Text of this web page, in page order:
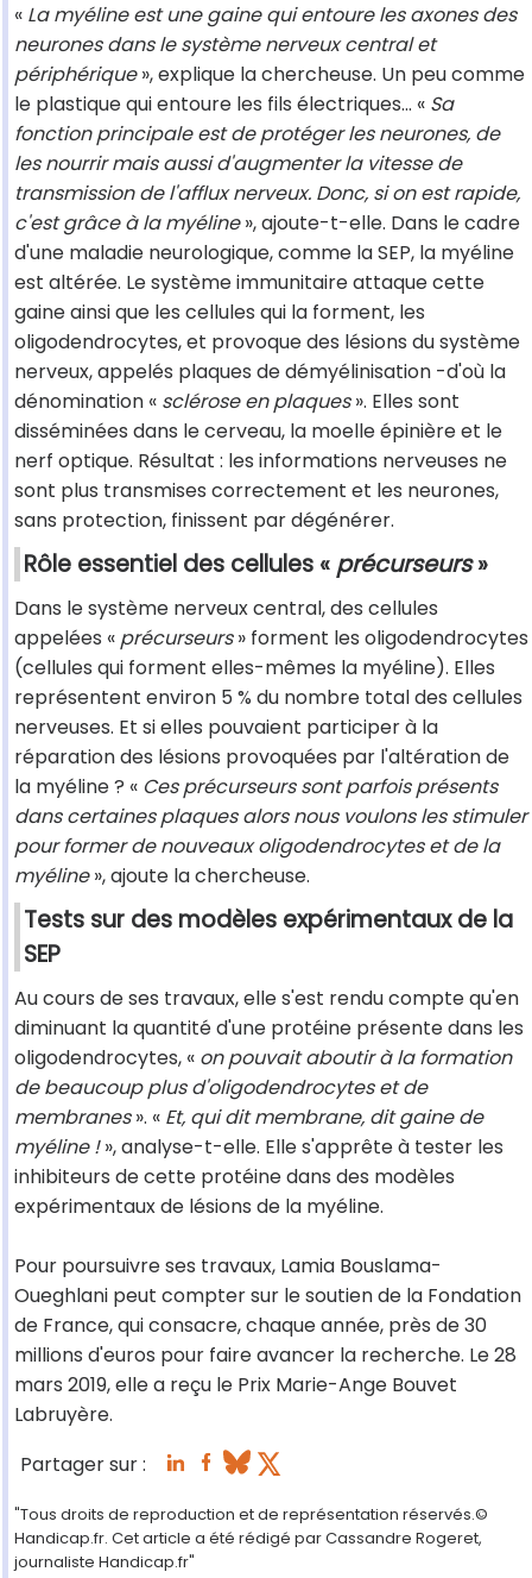
« La myéline est une gaine qui entoure les axones des
neurones dans le système nerveux central et
périphérique», explique la chercheuse. Un peu comme
le plastique qui entoure les fils électriques... « Sa
fonction principale est de protéger les neurones, de
les nourrir mais aussi d'augmenter la vitesse de
transmission de l'afflux nerveux. Donc, si on est rapide,
c'est grâce à la myéline», ajoute-t-elle. Dans le cadre
d'une maladie neurologique, comme la SEP, la myéline
est altérée. Le système immunitaire attaque cette
gaine ainsi que les cellules qui la forment, les
oligodendrocytes, et provoque des lésions du système
nerveux, appelés plaques de démyélinisation -d'où la
dénomination « sclérose en plaques». Elles sont
disséminées dans le cerveau, la moelle épinière et le
nerf optique. Résultat : les informations nerveuses ne
sont plus transmises correctement et les neurones,
sans protection, finissent par dégénérer.
Rôle essentiel des cellules « précurseurs»
Dans le système nerveux central, des cellules
appelées « précurseurs» forment les oligodendrocytes
(cellules qui forment elles-mêmes la myéline). Elles
représentent environ 5 % du nombre total des cellules
nerveuses. Et si elles pouvaient participer à la
réparation des lésions provoquées par l'altération de
la myéline ? « Ces précurseurs sont parfois présents
dans certaines plaques alors nous voulons les stimuler
pour former de nouveaux oligodendrocytes et de la
myéline», ajoute la chercheuse.
Tests sur des modèles expérimentaux de la
SEP
Au cours de ses travaux, elle s'est rendu compte qu'en
diminuant la quantité d'une protéine présente dans les
oligodendrocytes, « on pouvait aboutir à la formation
de beaucoup plus d'oligodendrocytes et de
membranes». « Et, qui dit membrane, dit gaine de
myéline !», analyse-t-elle. Elle s'apprête à tester les
inhibiteurs de cette protéine dans des modèles
expérimentaux de lésions de la myéline.
Pour poursuivre ses travaux, Lamia Bouslama-
Oueghlani peut compter sur le soutien de la Fondation
de France, qui consacre, chaque année, près de 30
millions d'euros pour faire avancer la recherche. Le 28
mars 2019, elle a reçu le Prix Marie-Ange Bouvet
Labruyère.
Partager sur :
"Tous droits de reproduction et de représentation réservés.©
Handicap.fr. Cet article a été rédigé par Cassandre Rogeret,
journaliste Handicap.fr"